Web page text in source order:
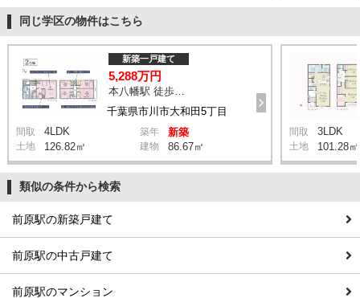
同じ学区の物件はこちら
千葉県市川市大和田5丁目
新築一戸建て
5,288万円
間取 4LDK 築年 新築
土地 126.82㎡ 建物 86.67㎡
間取 3LDK
土地 101.28㎡
類似の条件から検索
前原駅の新築戸建て
前原駅の中古戸建て
前原駅のマンション